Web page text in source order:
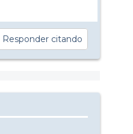
Responder citando